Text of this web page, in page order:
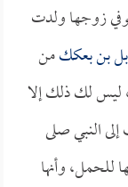
زوجها ولدت
بن بعككمن
ليس لك ذلك إلا
النبي صلى
للحمل، وأنها